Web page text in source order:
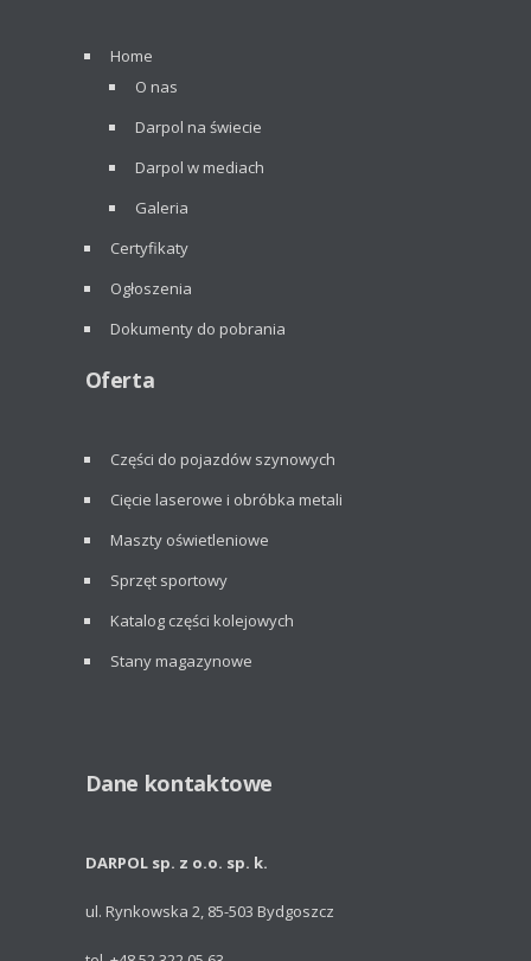
Home
O nas
Darpol na świecie
Darpol w mediach
Galeria
Certyfikaty
Ogłoszenia
Dokumenty do pobrania
Oferta
Części do pojazdów szynowych
Cięcie laserowe i obróbka metali
Maszty oświetleniowe
Sprzęt sportowy
Katalog części kolejowych
Stany magazynowe
Dane kontaktowe
DARPOL sp. z o.o. sp. k.
ul. Rynkowska 2, 85-503 Bydgoszcz